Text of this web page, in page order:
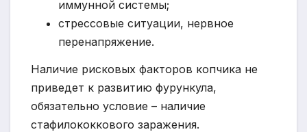
иммунной системы;
стрессовые ситуации, нервное
перенапряжение.
Наличие рисковых факторов копчика не
приведет к развитию фурункула,
обязательно условие – наличие
стафилококкового заражения.